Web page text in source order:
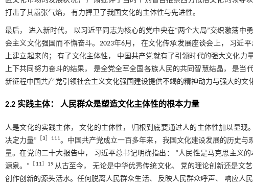
打击了其嚣张气焰， 有力捍卫了我国文化的主体性与先进性。
最后， 进入新时代， 以习近平同志为核心的党中央在“两个大局”交织激荡
会主义文化强国而不懈奋斗。2023年6月， 在文化传承发展座谈会上， 习近
上建立起来的； 有了文化主体性， 中国共产党就有了引领时代的强大文化力
上下共同努力奋斗的结果， 是全党全军全国各族人民的共同智慧结晶， 是
新征程中国共产党引领社会主义文化强国建设提供不竭的精神动力与强大的文
2.2 实践主体： 人民群众是塑造文化主体性的根本力量
人是文化的实践主体， 文化的主体性， 归根到底要通过人的主体性加以显
决定力量” ［3 ］111。中国共产党成立一百多年来， 我国文化建设发展的历史
量。在党的二十大报告中， 习近平总书记明确指出： “人民性是马克思主义
源泉。”
11 ］19从古至今， 无论是中华优秀传统文化、 党的理论创新还是文
创作创新的源头活水。任何脱离人民群众生活、 反映人民群众呼声、 响应人